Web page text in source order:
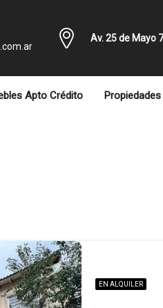
Av. 25 de Mayo
Apto Crédito Propiedades
EN ALQUILER